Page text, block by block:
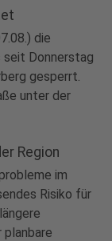
die
seit Donnerstag
gesperrt.
unter der
Region
im
Risiko für